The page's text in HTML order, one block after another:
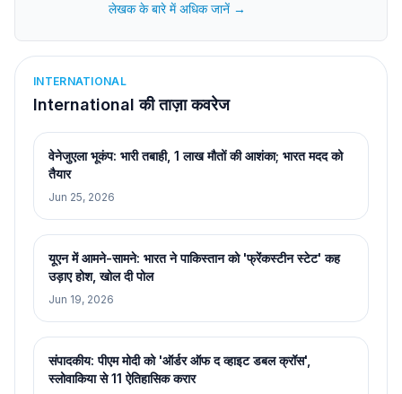
लेखक के बारे में अधिक जानें →
INTERNATIONAL
International की ताज़ा कवरेज
वेनेजुएला भूकंप: भारी तबाही, 1 लाख मौतों की आशंका; भारत मदद को
तैयार
Jun 25, 2026
यूएन में आमने-सामने: भारत ने पाकिस्तान को 'फ्रेंकस्टीन स्टेट' कह
उड़ाए होश, खोल दी पोल
Jun 19, 2026
संपादकीय: पीएम मोदी को 'ऑर्डर ऑफ द व्हाइट डबल क्रॉस',
स्लोवाकिया से 11 ऐतिहासिक करार